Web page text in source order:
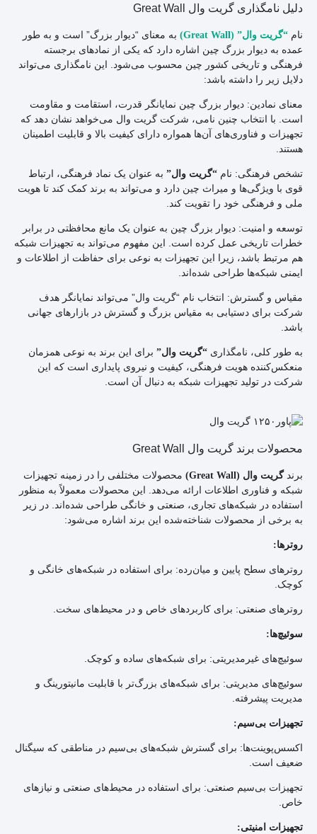
دلیل نامگذاری گریت وال Great Wall
نام “گریت وال” (Great Wall)
به معنای “دیوار بزرگ” است و به طور
عمده به دیوار بزرگ چین اشاره دارد که یکی از نمادهای برجسته
فرهنگی و تاریخی کشور چین محسوب می‌شود. این نامگذاری می‌تواند
دلایل زیر را داشته باشد:
معنای نمادین: دیوار بزرگ چین نمایانگر قدرت، استقامت و مقاومت
است. با انتخاب چنین نامی، شرکت گریت وال می‌خواهد نشان دهد که
تجهیزات و فناوری‌های آن‌ها همواره دارای کیفیت بالا و قابلیت اطمینان
هستند.
تشخص فرهنگی: نام “گریت وال” به عنوان یک نماد فرهنگی، ارتباط
قوی با ویژ‌گی‌ها و میراث چین دارد و می‌تواند به برند کمک کند تا هویت
ملی و فرهنگی خود را تقویت کند.
توسعه و امنیت: دیوار بزرگ چین به عنوان یک مانع محافظتی در برابر
خطرات تاریخی عمل کرده است. این مفهوم می‌تواند به تجهیزات شبکه
هم مرتبط باشد، زیرا این تجهیزات به نوعی برای حفاظت از اطلاعات و
ایمنی شبکه‌ها طراحی شده‌اند.
مقیاس و گسترش: انتخاب نام “گریت وال” می‌تواند نمایانگر هدف
شرکت برای دستیابی به مقیاس بزرگ و گسترش در بازارهای جهانی
باشد.
به طور کلی، نامگذاری “گریت وال” برای این برند به نوعی همزمان
منعکس‌کننده هویت فرهنگی، کیفیت و نیروی پایداری است که این
شرکت در تولید تجهیزات شبکه به دنبال آن است.
محصولات برند گریت وال Great Wall
برندگریت وال (Great Wall)
محصولات مختلفی را در زمینه تجهیزات
شبکه و فناوری اطلاعات ارائه می‌دهد. این محصولات معمولاً به منظور
استفاده در شبکه‌های تجاری، صنعتی و خانگی طراحی شده‌اند. در زیر
به برخی از محصولات شناخته‌شده این برند اشاره می‌شود:
روترها:
روترهای سطح پایین و میان‌رده: برای استفاده در شبکه‌های خانگی و
کوچک.
روترهای صنعتی: برای کاربردهای خاص و در محیط‌های سخت.
سوئیچ‌ها:
سوئیچ‌های غیرمدیریتی: برای شبکه‌های ساده و کوچک.
سوئیچ‌های مدیریتی: برای شبکه‌های بزرگ‌تر با قابلیت مانیتورینگ و
مدیریت پیشرفته.
تجهیزات بی‌سیم:
اکسس‌پوینت‌ها: برای گسترش شبکه‌های بی‌سیم در مناطقی که سیگنال
ضعیف است.
تجهیزات بی‌سیم صنعتی: برای استفاده در محیط‌های صنعتی و نیازهای
خاص.
تجهیزات امنیتی: